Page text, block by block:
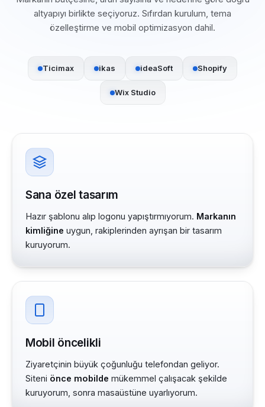
altyapıyı birlikte seçiyoruz. Sıfırdan kurulum, tema
özelleştirme ve mobil optimizasyon dahil.
Ticimax ikas ideaSoft Shopify
Wix Studio
Sana özel tasarım
Hazır şablonu alıp logonu yapıştırmıyorum. Markanın
kimliğine uygun, rakiplerinden ayrışan bir tasarım
kuruyorum.
Mobil öncelikli
Ziyaretçinin büyük çoğunluğu telefondan geliyor.
Siteni önce mobilde mükemmel çalışacak şekilde
kuruyorum, sonra masaüstüne uyarlıyorum.